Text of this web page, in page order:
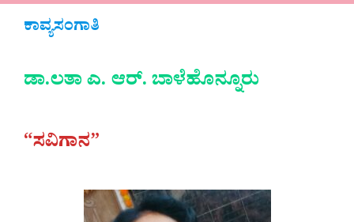
ಕಾವ್ಯಸಂಗಾತಿ
ಡಾ.ಲತಾ ಎ. ಆರ್. ಬಾಳೆಹೊನ್ನೂರು
“ಸವಿಗಾನ”